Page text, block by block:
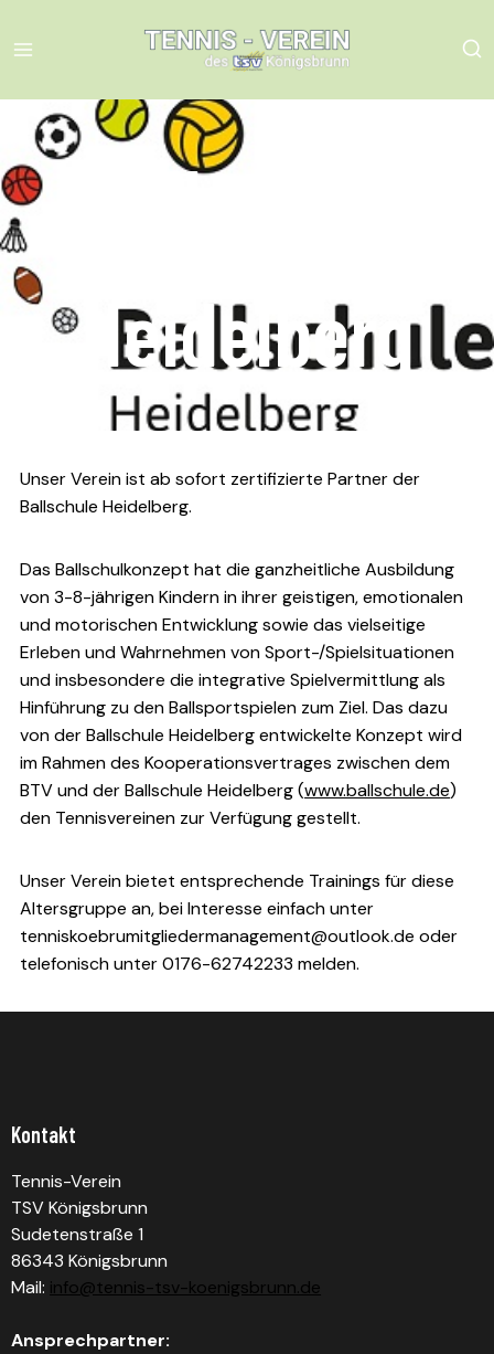
to
Ballschule
Heidelberg
Unser Verein ist ab sofort zertifizierte Partner der
Ballschule Heidelberg.
Das Ballschulkonzept hat die ganzheitliche Ausbildung
von 3-8-jährigen Kindern in ihrer geistigen, emotionalen
und motorischen Entwicklung sowie das vielseitige
Erleben und Wahrnehmen von Sport-/Spielsituationen
und insbesondere die integrative Spielvermittlung als
Hinführung zu den Ballsportspielen zum Ziel. Das dazu
von der Ballschule Heidelberg entwickelte Konzept wird
im Rahmen des Kooperationsvertrages zwischen dem
BTV und der Ballschule Heidelberg (www.ballschule.de)
den Tennisvereinen zur Verfügung gestellt.
Unser Verein bietet entsprechende Trainings für diese
Altersgruppe an, bei Interesse einfach unter
tenniskoebrumitgliedermanagement@outlook.de oder
telefonisch unter 0176-62742233 melden.
Kontakt
Tennis-Verein
TSV Königsbrunn
Sudetenstraße 1
86343 Königsbrunn
Mail: info@tennis-tsv-koenigsbrunn.de
Ansprechpartner: